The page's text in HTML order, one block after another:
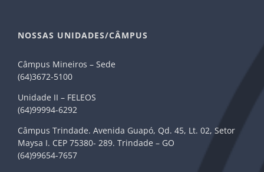
NOSSAS UNIDADES/CÂMPUS
Câmpus Mineiros – Sede
(64)3672-5100
Unidade II – FELEOS
(64)99994-6292
Câmpus Trindade. Avenida Guapó, Qd. 45, Lt. 02, Setor
Maysa I. CEP 75380- 289. Trindade – GO
(64)99654-7657